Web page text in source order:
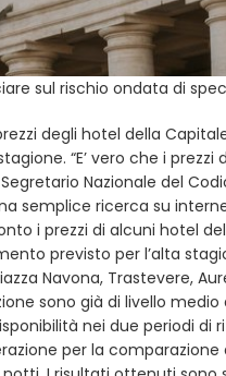
sul rischio ondata di
degli hotel della
“E’ vero che i
Nazionale del
semplice ricerca su
i prezzi di alcuni hotel
previsto per l’alta
Navona, Trastevere,
sono già di livello
nei due periodi di
per la comparazione